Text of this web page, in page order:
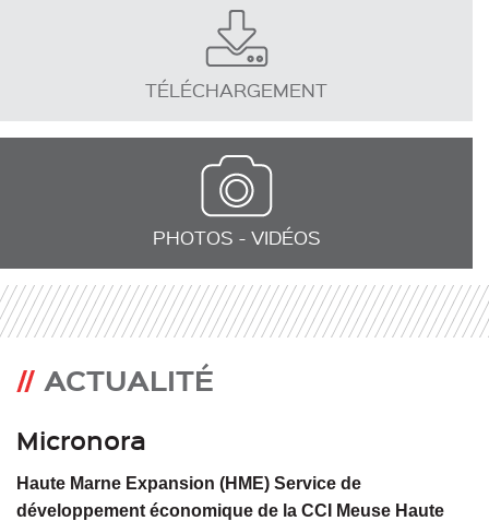
TÉLÉCHARGEMENT
PHOTOS - VIDÉOS
ACTUALITÉ
Micronora
Haute Marne Expansion (HME) Service de
développement économique de la CCI Meuse Haute